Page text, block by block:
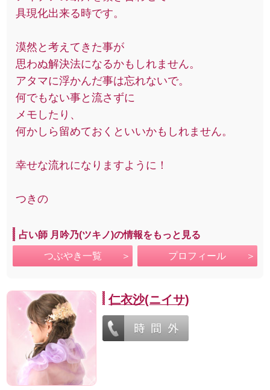
具現化出来る時です。
漠然と考えてきた事が
思わぬ解決法になるかもしれません。
アタマに浮かんだ事は忘れないで。
何でもない事と流さずに
メモしたり、
何かしら留めておくといいかもしれません。
幸せな流れになりますように！
つきの
占い師 月吟乃(ツキノ)の情報をもっと見る
つぶやき一覧 プロフィール
仁衣沙(ニイサ)